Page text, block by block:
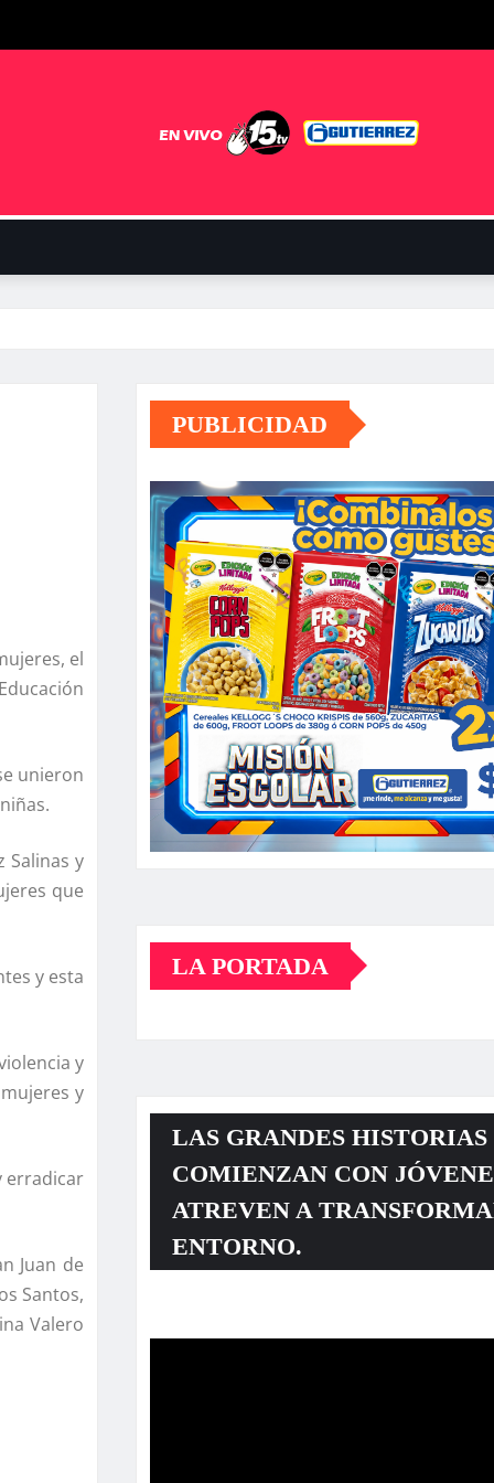
el
unieron
Salinas y
que
y esta
y
y
erradicar
Juan de
Santos,
Valero
PUBLICIDAD
LA PORTADA
LAS GRANDES HISTORIAS
COMIENZAN CON
ATREVEN A
ENTORNO.